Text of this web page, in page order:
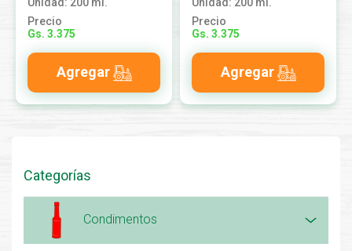
Categorías
Condimentos
Precio
Gs. 3.375
Agregar
Precio
Gs. 3.375
Agregar